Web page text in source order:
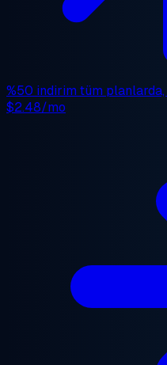
%50 indirim tüm planlarda,
$2.48/mo